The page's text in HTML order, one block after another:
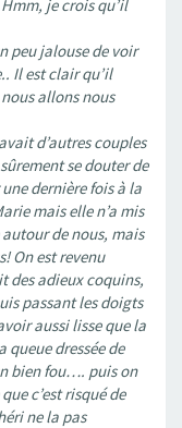
je crois qu’il
peu jalouse de voir
Il est clair qu’il
allons nous
d’autres couples
se douter de
dernière fois à la
mais elle n’a mis
de nous, mais
On est revenu
des adieux coquins,
passant les doigts
aussi lisse que la
queue dressée de
bien fou…. puis on
c’est risqué de
ne la pas